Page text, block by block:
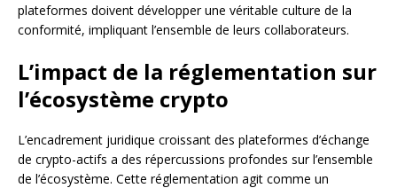
plateformes doivent développer une véritable culture de la
conformité, impliquant l’ensemble de leurs collaborateurs.
L’impact de la réglementation sur
l’écosystème crypto
L’encadrement juridique croissant des plateformes d’échange
de crypto-actifs a des répercussions profondes sur l’ensemble
de l’écosystème. Cette réglementation agit comme un